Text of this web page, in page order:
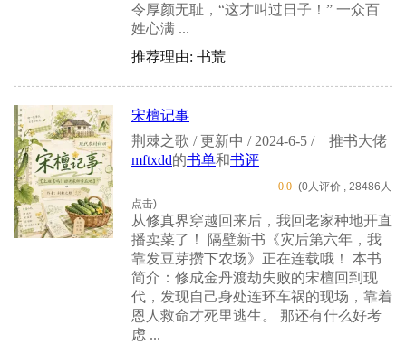
令厚颜无耻，“这才叫过日子！” 一众百
姓心满 ...
推荐理由: 书荒
宋檀记事
荆棘之歌 / 更新中 / 2024-6-5 /
推书大佬
mftxdd的书单和书评
0.0 (0人评价 , 28486人
点击)
从修真界穿越回来后，我回老家种地开直
播卖菜了！ 隔壁新书《灾后第六年，我
靠发豆芽攒下农场》正在连载哦！ 本书
简介：修成金丹渡劫失败的宋檀回到现
代，发现自己身处连环车祸的现场，靠着
恩人救命才死里逃生。 那还有什么好考
虑 ...